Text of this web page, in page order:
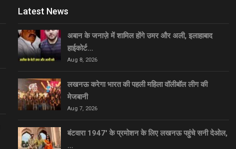
Latest News
अबान के जनाज़े में शामिल होंगे उमर और अली, इलाहाबाद
हाईकोर्ट…
Aug 8, 2026
लखनऊ करेगा भारत की पहली महिला वॉलीबॉल लीग की
मेजबानी
Aug 7, 2026
बंटवारा 1947′ के प्रमोशन के लिए लखनऊ पहुंचे सनी देओल,
…